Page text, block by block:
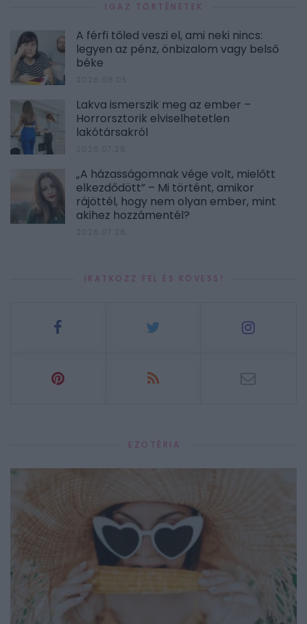
IGAZ TÖRTÉNETEK
A férfi tőled veszi el, ami neki nincs:
legyen az pénz, önbizalom vagy belső
béke
Lakva ismerszik meg az ember –
Horrorsztorik elviselhetetlen
lakótársakról
2026.07.29.
„A házasságomnak vége volt, mielőtt
elkezdődött” – Mi történt, amikor
rájöttél, hogy nem olyan ember, mint
akihez hozzámentél?
2026.07.28.
IRATKOZZ FEL ÉS KÖVESS!
EZOTÉRIA